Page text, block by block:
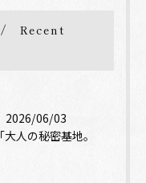
Recent
2026/06/03
「大人の秘密基地。